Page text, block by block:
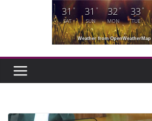
31°
SAT
31 °
SUN
32°
MON
33 °
TUE
Weather from OpenWeatherMap